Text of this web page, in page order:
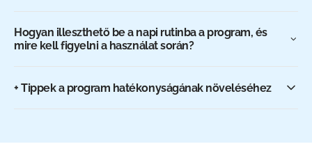
Hogyan illeszthető be a napi rutinba a program, és
mire kell figyelni a használat során?
+ Tippek a program hatékonyságának növeléséhez